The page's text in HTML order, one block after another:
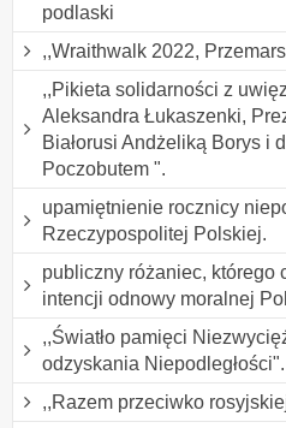
podlaski
,,Wraithwalk 2022,
,,Pikieta solidarności z
Aleksandra Łukaszenki,
Białorusi Andżeliką Borys i
Poczobutem ".
upamiętnienie rocznicy
Rzeczypospolitej Polskiej.
publiczny różaniec, którego
intencji odnowy moralnej
,,Światło pamięci
odzyskania Niepodległości".
,,Razem przeciwko